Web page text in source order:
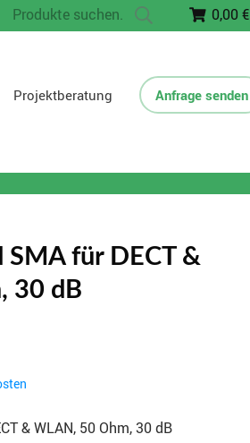
Suche
nach:
0,00 €
Projektberatung Anfrage senden
SMA für DECT &
30 dB
& WLAN, 50 Ohm, 30 dB